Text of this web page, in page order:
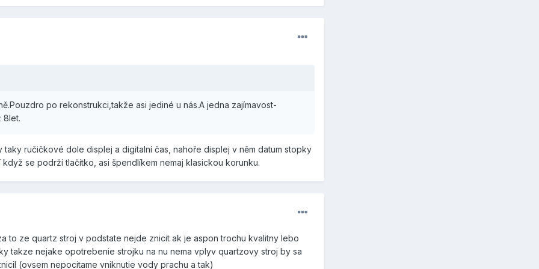
po rekonstrukci,takže asi jediné u nás.A jedna zajímavost-
8let.
taky ručičkové dole displej a digitalní čas, nahoře displej v něm datum stopky
když se podrží tlačítko, asi špendlíkem nemaj klasickou korunku.
to ze quartz stroj v podstate nejde znicit ak je aspon trochu kvalitny lebo
takze nejake opotrebenie strojku na nu nema vplyv quartzovy stroj by sa
(ovsem nepocitame vniknutie vody prachu a tak)